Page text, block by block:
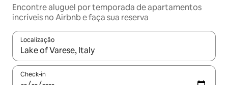
Encontre aluguel por temporada de apartamentos
incríveis no Airbnb e faça sua reserva
Localização
Quando os resultados estiverem disponíveis, explore-os
Check-in